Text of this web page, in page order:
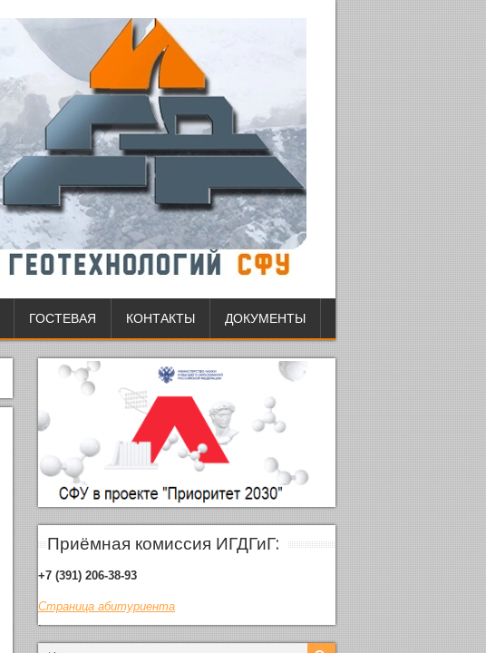
ГОСТЕВАЯ КОНТАКТЫ ДОКУМЕНТЫ
Приёмная комиссия ИГДГиГ:
+7 (391) 206-38-93
Страница абитуриента
.